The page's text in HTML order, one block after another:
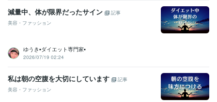
減量中、体が限界だったサイン
記事
美容・ファッション
ゆうき▪️ダイエット専門家▪️
2026/07/19 02:24
私は朝の空腹を大切にしています
記事
美容・ファッション